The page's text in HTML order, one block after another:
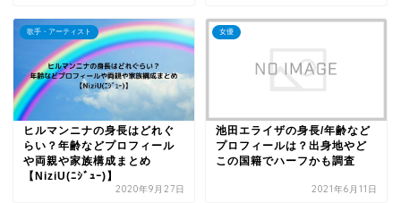
歌手・アーティスト
ヒルマンニナの身長はどれぐ
らい？年齢などプロフィール
や両親や家族構成まとめ
【NiziU(ﾆｼﾞｭｰ)】
2020年9月27日
女優
池田エライザの身長/年齢など
プロフィールは？出身地やど
この国籍でハーフかも調査
2021年6月11日